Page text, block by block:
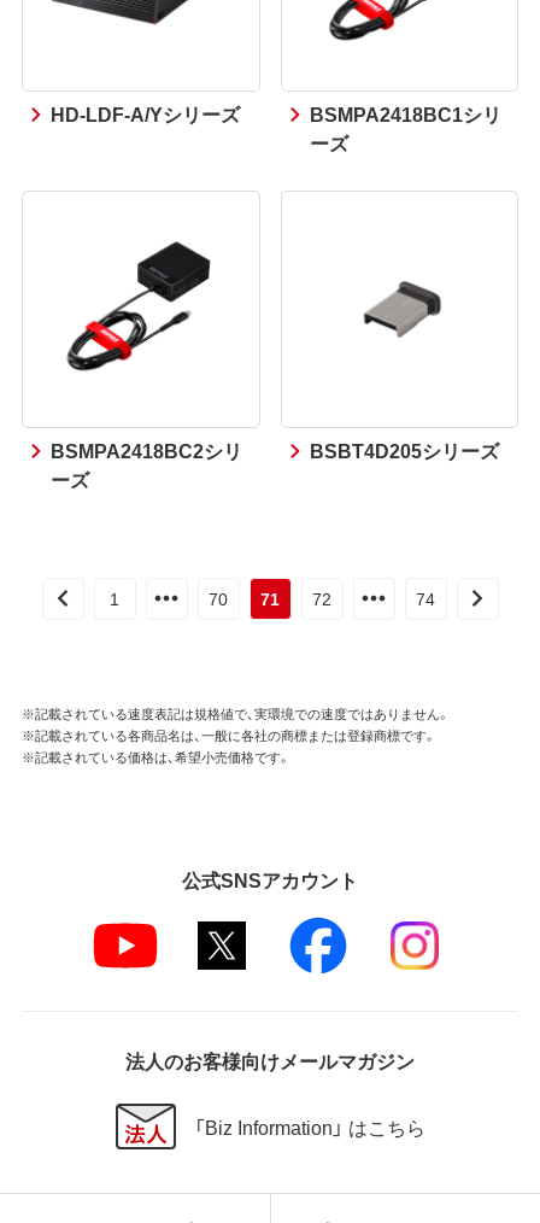
HD-LDF-A/Yシリーズ
BSMPA2418BC1シリ
ーズ
BSMPA2418BC2シリ
ーズ
BSBT4D205シリーズ
1 70 71 72 74
※記載されている速度表記は規格値で、実環境での速度ではありません。
※記載されている各商品名は、一般に各社の商標または登録商標です。
※記載されている価格は、希望小売価格です。
公式SNSアカウント
法人のお客様向けメールマガジン
「Biz Information」 はこちら